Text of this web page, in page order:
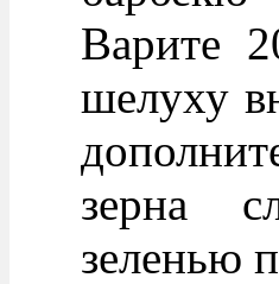
Варите
шелуху
зерна
зеленью